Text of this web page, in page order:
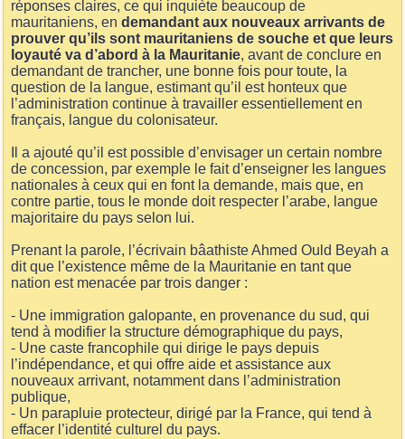
réponses claires, ce qui inquiète beaucoup de
mauritaniens, en demandant aux nouveaux arrivants de
prouver qu’ils sont mauritaniens de souche et que leurs
loyauté va d’abord à la Mauritanie, avant de conclure en
demandant de trancher, une bonne fois pour toute, la
question de la langue, estimant qu’il est honteux que
l’administration continue à travailler essentiellement en
français, langue du colonisateur.
Il a ajouté qu’il est possible d’envisager un certain nombre
de concession, par exemple le fait d’enseigner les langues
nationales à ceux qui en font la demande, mais que, en
contre partie, tous le monde doit respecter l’arabe, langue
majoritaire du pays selon lui.
Prenant la parole, l’écrivain bâathiste Ahmed Ould Beyah a
dit que l’existence même de la Mauritanie en tant que
nation est menacée par trois danger :
- Une immigration galopante, en provenance du sud, qui
tend à modifier la structure démographique du pays,
- Une caste francophile qui dirige le pays depuis
l’indépendance, et qui offre aide et assistance aux
nouveaux arrivant, notamment dans l’administration
publique,
- Un parapluie protecteur, dirigé par la France, qui tend à
effacer l’identité culturel du pays.